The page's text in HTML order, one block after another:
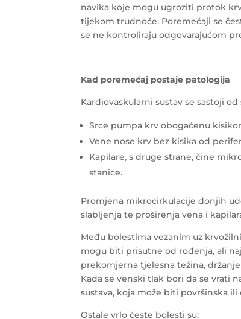
navika koje mogu ugroziti protok
tijekom trudnoće. Poremećaji se
se ne kontroliraju odgovarajućom
Kad poremećaj postaje patologija
Kardiovaskularni sustav se sastoji
Srce pumpa krv obogaćenu
Vene nose krv bez kisika od
Kapilare, s druge strane, čine
stanice.
Promjena mikrocirkulacije donjih
slabljenja te proširenja vena i
Među bolestima vezanim uz
mogu biti prisutne od rođenja, ali
prekomjerna tjelesna težina,
Kada se venski tlak bori da se vrati
sustava, koja može biti površinska ili
Ostale vrlo česte bolesti su: